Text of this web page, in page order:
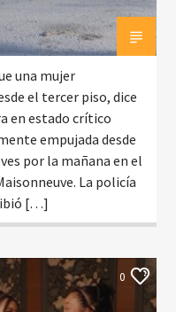
una mujer
el tercer piso, dice
en estado crítico
empujada desde
por la mañana en el
La policía
[…]
0